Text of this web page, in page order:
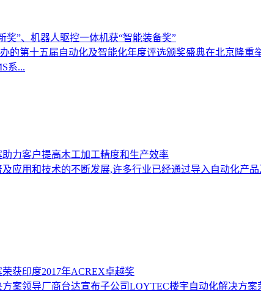
奖”、机器人驱控一体机获“智能装备奖”
的第十五届自动化及智能化年度评选颁奖盛典在北京隆
系...
力客户提高木工加工精度和生产效率
应用和技术的不断发展,许多行业已经通过导入自动化产
获印度2017年ACREX卓越奖
案领导厂商台达宣布子公司LOYTEC楼宇自动化解决方案